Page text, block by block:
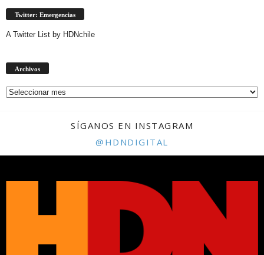
Twitter: Emergencias
A Twitter List by HDNchile
Archivos
SÍGANOS EN INSTAGRAM
@HDNDIGITAL